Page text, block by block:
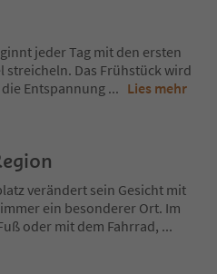
jeder Tag mit den ersten
streicheln. Das Frühstück wird
Entspannung ... Lies mehr
verändert sein Gesicht mit
ein besonderer Ort. Im
oder mit dem Fahrrad, ...